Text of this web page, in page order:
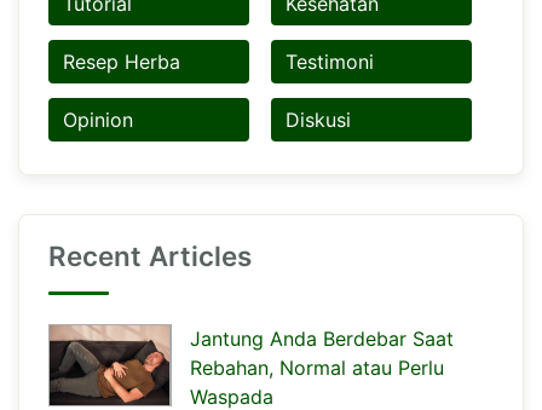
Resep Herba Testimoni
Opinion Diskusi
Recent Articles
Jantung Anda Berdebar Saat
Rebahan, Normal atau Perlu
Waspada